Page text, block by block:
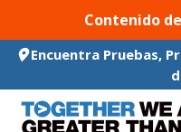
TO CONTENTContenido
Encuentra Pruebas,